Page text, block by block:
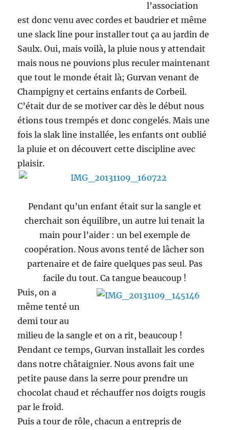
l’association
est donc venu avec cordes et baudrier et même
une slack line pour installer tout ça au jardin de
Saulx. Oui, mais voilà, la pluie nous y attendait
mais nous ne pouvions plus reculer maintenant
que tout le monde était là; Gurvan venant de
Champigny et certains enfants de Corbeil.
C’était dur de se motiver car dès le début nous
étions tous trempés et donc congelés. Mais une
fois la slak line installée, les enfants ont oublié
la pluie et on découvert cette discipline avec
plaisir.
Pendant qu’un enfant était sur la sangle et
cherchait son équilibre, un autre lui tenait la
main pour l’aider : un bel exemple de
coopération. Nous avons tenté de lâcher son
partenaire et de faire quelques pas seul. Pas
facile du tout. Ca tangue beaucoup !
Puis, on a
même tenté un
demi tour au
milieu de la sangle et on a rit, beaucoup !
Pendant ce temps, Gurvan installait les cordes
dans notre châtaignier. Nous avons fait une
petite pause dans la serre pour prendre un
chocolat chaud et réchauffer nos doigts rougis
par le froid.
Puis a tour de rôle, chacun a entrepris de